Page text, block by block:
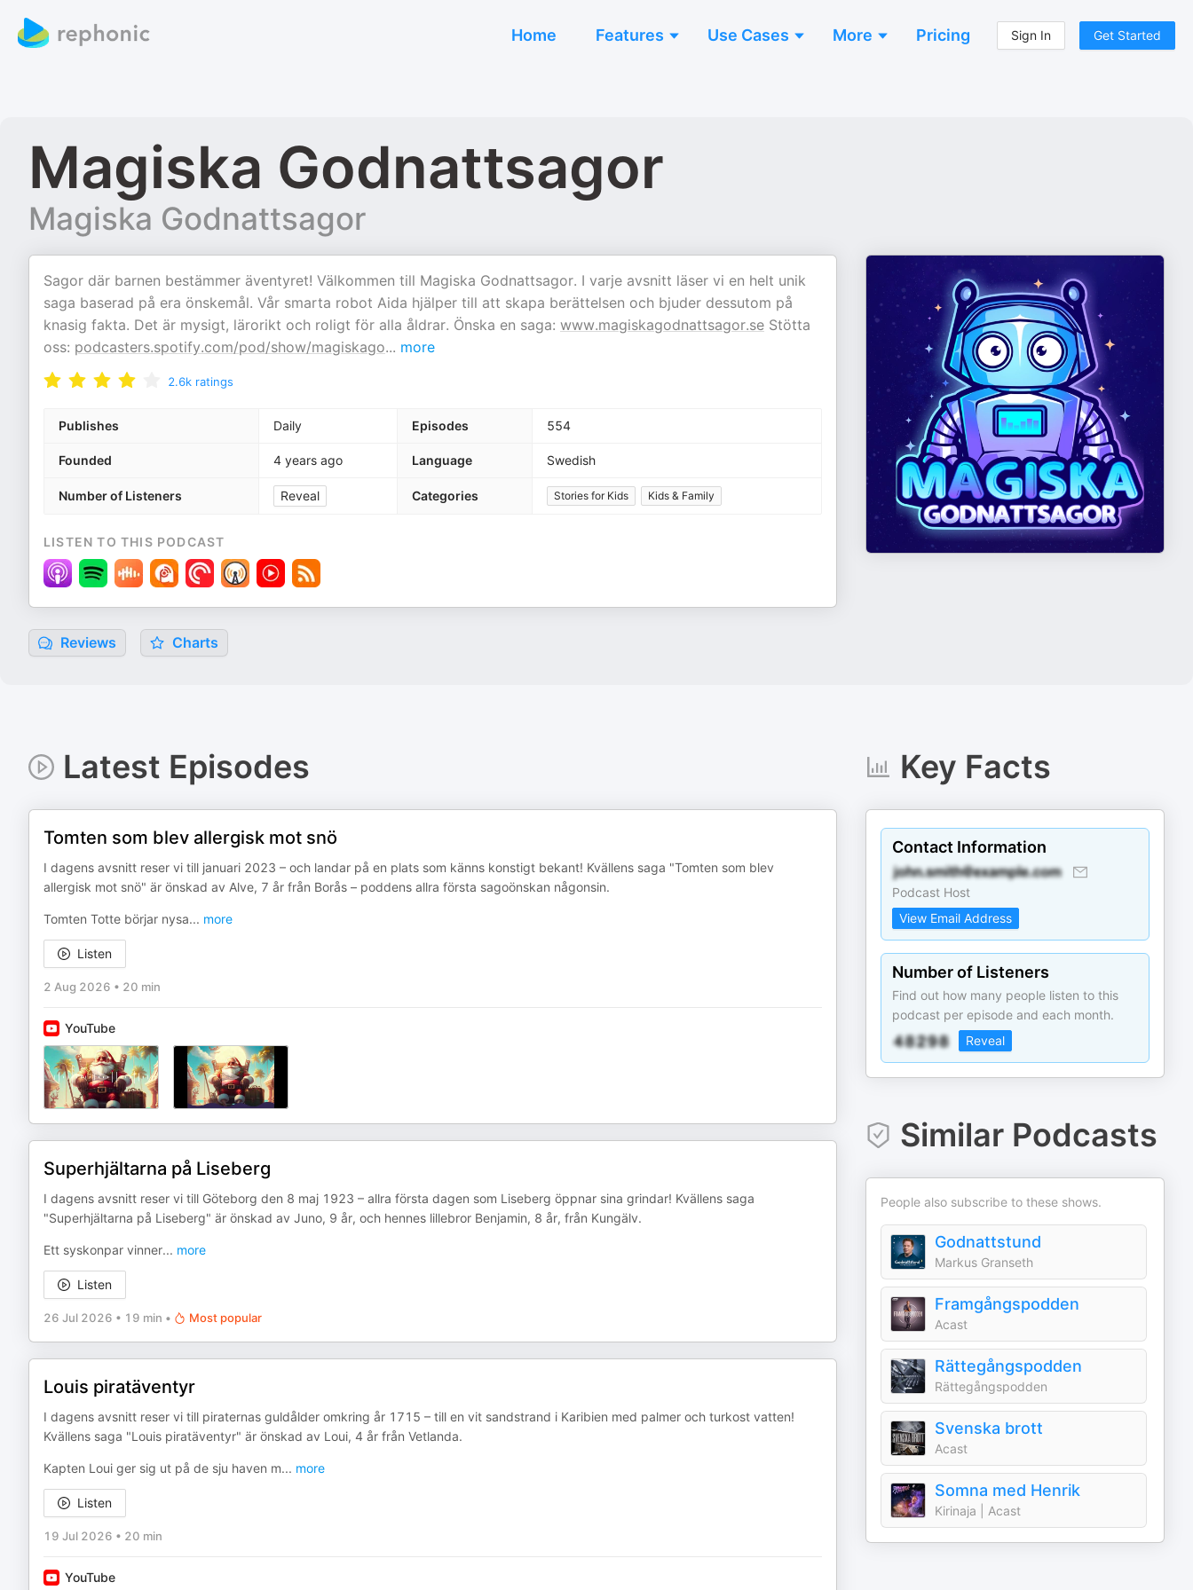
Home Features Use Cases More Pricing Sign In Get Started
Magiska Godnattsagor
Magiska Godnattsagor
Sagor där barnen bestämmer äventyret! Välkommen till Magiska Godnattsagor. I varje avsnitt läser vi en helt unik
saga baserad på era önskemål. Vår smarta robot Aida hjälper till att skapa berättelsen och bjuder dessutom på
knasig fakta. Det är mysigt, lärorikt och roligt för alla åldrar. Önska en saga: www.magiskagodnattsagor.se Stötta
oss: podcasters.spotify.com/pod/show/magiskago... more
2.6k ratings
Publishes Daily Episodes 554
Founded 4 years ago Language Swedish
Number of Listeners Reveal Categories Stories for Kids Kids & Family
LISTEN TO THIS PODCAST
Reviews Charts
Latest Episodes
Tomten som blev allergisk mot snö
I dagens avsnitt reser vi till januari 2023 – och landar på en plats som känns konstigt bekant! Kvällens saga "Tomten som blev
allergisk mot snö" är önskad av Alve, 7 år från Borås – poddens allra första sagoönskan någonsin.
Tomten Totte börjar nysa... more
Listen
2 Aug 2026 • 20 min
YouTube
Superhjältarna på Liseberg
I dagens avsnitt reser vi till Göteborg den 8 maj 1923 – allra första dagen som Liseberg öppnar sina grindar! Kvällens saga
"Superhjältarna på Liseberg" är önskad av Juno, 9 år, och hennes lillebror Benjamin, 8 år, från Kungälv.
Ett syskonpar vinner... more
Listen
26 Jul 2026 • 19 min • Most popular
Louis piratäventyr
I dagens avsnitt reser vi till piraternas guldålder omkring år 1715 – till en vit sandstrand i Karibien med palmer och turkost vatten!
Kvällens saga "Louis piratäventyr" är önskad av Loui, 4 år från Vetlanda.
Kapten Loui ger sig ut på de sju haven m... more
Listen
19 Jul 2026 • 20 min
YouTube
Key Facts
Contact Information
Podcast Host
View Email Address
Number of Listeners
Find out how many people listen to this
podcast per episode and each month.
Reveal
Similar Podcasts
People also subscribe to these shows.
Godnattstund
Markus Granseth
Framgångspodden
Acast
Rättegångspodden
Rättegångspodden
Svenska brott
Acast
Somna med Henrik
Kirinaja | Acast